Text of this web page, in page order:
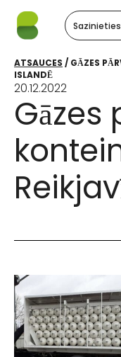
ATSAUCES / GĀZES
ISLANDĒ
20.12.2022
Gāzes